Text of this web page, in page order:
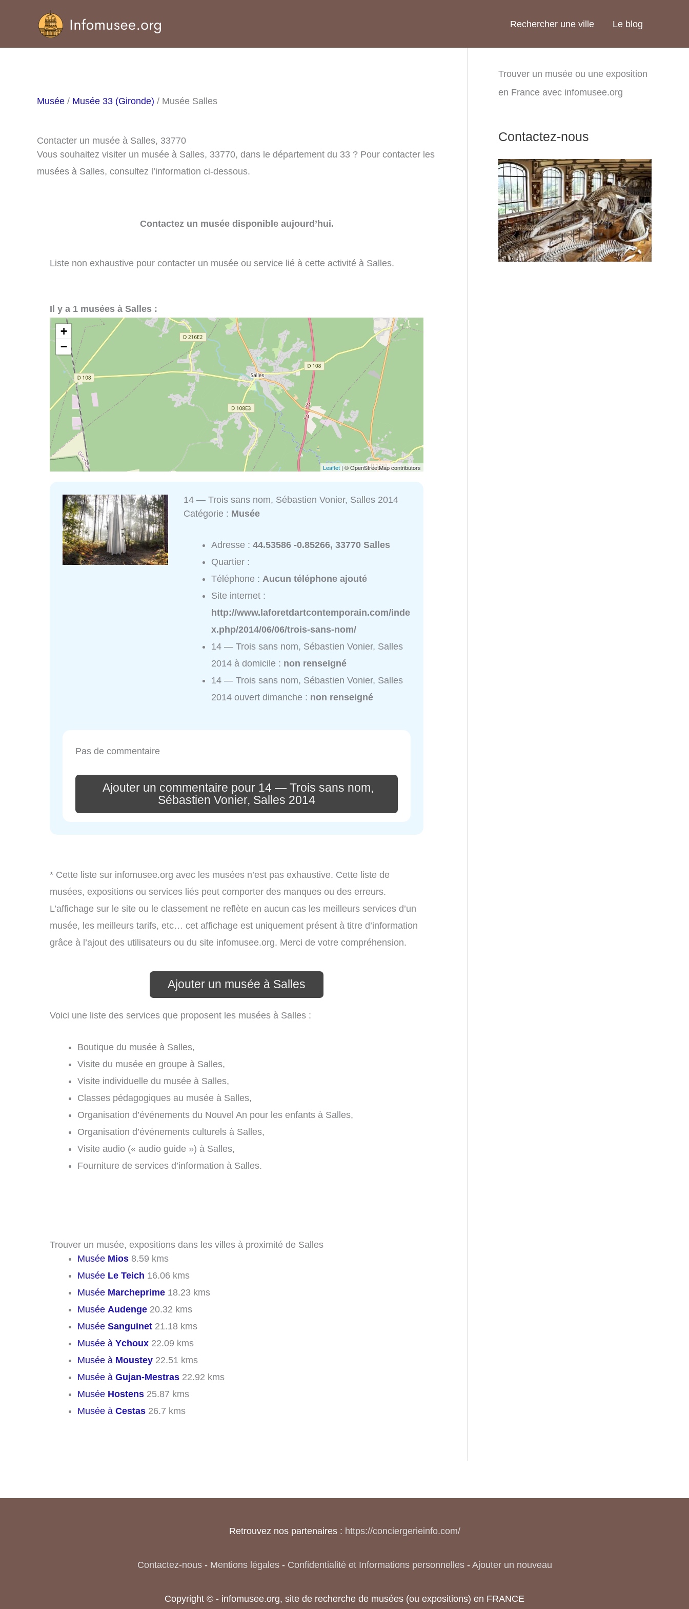
Rechercher une ville Le blog
Musée / Musée 33 (Gironde) / Musée Salles
Contacter un musée à Salles, 33770
Vous souhaitez visiter un musée à Salles, 33770, dans le département du 33 ? Pour contacter les
musées à Salles, consultez l’information ci-dessous.
Contactez un musée disponible aujourd’hui.
Liste non exhaustive pour contacter un musée ou service lié à cette activité à Salles.
Il y a 1 musées à Salles :
+
−
Leaflet | © OpenStreetMap contributors
14 — Trois sans nom, Sébastien Vonier, Salles 2014
Catégorie : Musée
Adresse :44.53586 -0.85266, 33770 Salles
Quartier :
Téléphone :Aucun téléphone ajouté
Site internet :
http://www.laforetdartcontemporain.com/inde
x.php/2014/06/06/trois-sans-nom/
14 — Trois sans nom, Sébastien Vonier, Salles
2014 à domicile : non renseigné
14 — Trois sans nom, Sébastien Vonier, Salles
2014 ouvert dimanche : non renseigné
Pas de commentaire
Ajouter un commentaire pour 14 — Trois sans nom,
Sébastien Vonier, Salles 2014
* Cette liste sur infomusee.org avec les musées n’est pas exhaustive. Cette liste de
musées, expositions ou services liés peut comporter des manques ou des erreurs.
L’affichage sur le site ou le classement ne reflète en aucun cas les meilleurs services d’un
musée, les meilleurs tarifs, etc… cet affichage est uniquement présent à titre d’information
grâce à l’ajout des utilisateurs ou du site infomusee.org. Merci de votre compréhension.
Ajouter un musée à Salles
Voici une liste des services que proposent les musées à Salles :
Boutique du musée à Salles,
Visite du musée en groupe à Salles,
Visite individuelle du musée à Salles,
Classes pédagogiques au musée à Salles,
Organisation d’événements du Nouvel An pour les enfants à Salles,
Organisation d’événements culturels à Salles,
Visite audio (« audio guide ») à Salles,
Fourniture de services d’information à Salles.
Trouver un musée, expositions dans les villes à proximité de Salles
Musée Mios 8.59 kms
Musée Le Teich 16.06 kms
Musée Marcheprime 18.23 kms
Musée Audenge 20.32 kms
Musée Sanguinet 21.18 kms
Musée à Ychoux 22.09 kms
Musée à Moustey 22.51 kms
Musée à Gujan-Mestras 22.92 kms
Musée Hostens 25.87 kms
Musée à Cestas 26.7 kms
Trouver un musée ou une exposition
en France avec infomusee.org
Contactez-nous
Retrouvez nos partenaires : https://conciergerieinfo.com/
Contactez-nous- Mentions légales- Confidentialité et Informations personnelles- Ajouter un nouveau
Copyright © - infomusee.org, site de recherche de musées (ou expositions) en FRANCE